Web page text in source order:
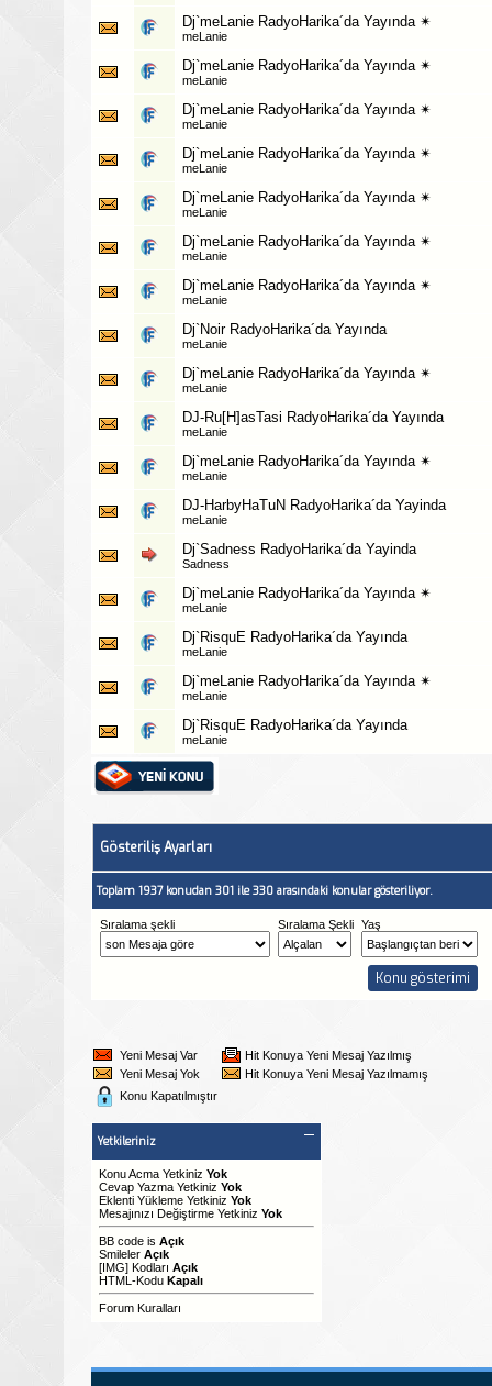
Dj`meLanie RadyoHarika´da Yayında ✴
meLanie
Dj`meLanie RadyoHarika´da Yayında ✴
meLanie
Dj`meLanie RadyoHarika´da Yayında ✴
meLanie
Dj`meLanie RadyoHarika´da Yayında ✴
meLanie
Dj`meLanie RadyoHarika´da Yayında ✴
meLanie
Dj`meLanie RadyoHarika´da Yayında ✴
meLanie
Dj`meLanie RadyoHarika´da Yayında ✴
meLanie
Dj`Noir RadyoHarika´da Yayında
meLanie
Dj`meLanie RadyoHarika´da Yayında ✴
meLanie
DJ-Ru[H]asTasi RadyoHarika´da Yayında
meLanie
Dj`meLanie RadyoHarika´da Yayında ✴
meLanie
DJ-HarbyHaTuN RadyoHarika´da Yayinda
meLanie
Dj`Sadness RadyoHarika´da Yayinda
Sadness
Dj`meLanie RadyoHarika´da Yayında ✴
meLanie
Dj`RisquE RadyoHarika´da Yayında
meLanie
Dj`meLanie RadyoHarika´da Yayında ✴
meLanie
Dj`RisquE RadyoHarika´da Yayında
meLanie
Gösteriliş Ayarları
Toplam 1937 konudan 301 ile 330 arasındaki konular gösteriliyor.
Sıralama şekli Sıralama Şekli Yaş
Yeni Mesaj Var
Hit Konuya Yeni Mesaj Yazılmış
Yeni Mesaj Yok
Hit Konuya Yeni Mesaj Yazılmamış
Konu Kapatılmıştır
Yetkileriniz
Konu Acma Yetkiniz Yok
Cevap Yazma Yetkiniz Yok
Eklenti Yükleme Yetkiniz Yok
Mesajınızı Değiştirme Yetkiniz Yok
BB code is Açık
Smileler Açık
[IMG] Kodları Açık
HTML-Kodu Kapalı
Forum Kuralları